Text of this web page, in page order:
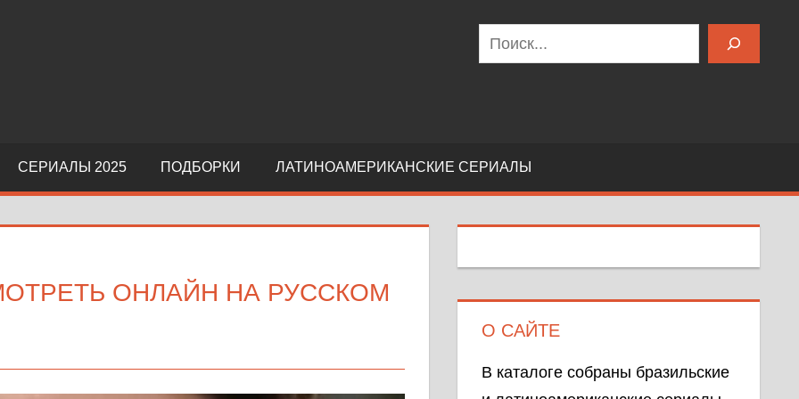
Поиск
СЕРИАЛЫ 2025 ПОДБОРКИ ЛАТИНОАМЕРИКАНСКИЕ СЕРИАЛЫ
ОНЛАЙН НА РУССКОМ
О САЙТЕ
В каталоге собраны бразильские